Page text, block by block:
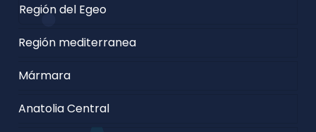
Región del Egeo
Región mediterranea
Mármara
Anatolia Central